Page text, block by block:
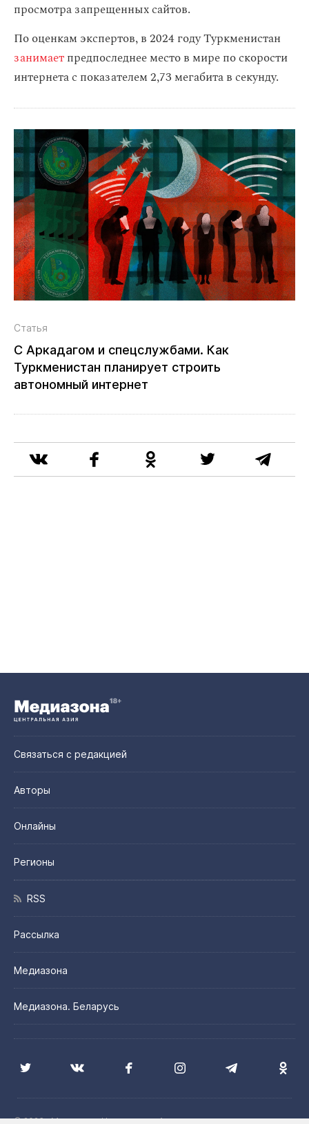
просмотра запрещенных сайтов.
По оценкам экспертов, в 2024 году Туркменистан
занимаетпредпоследнее место в мире по скорости
интернета с показателем 2,73 мегабита в секунду.
Статья
С Аркадагом и спецслужбами. Как
Туркменистан планирует строить
автономный интернет
Связаться с редакцией
Авторы
Онлайны
Регионы
RSS
Рассылка
Медиазона
Медиазона. Беларусь
© 2026 «Медиазона Центральная Азия»